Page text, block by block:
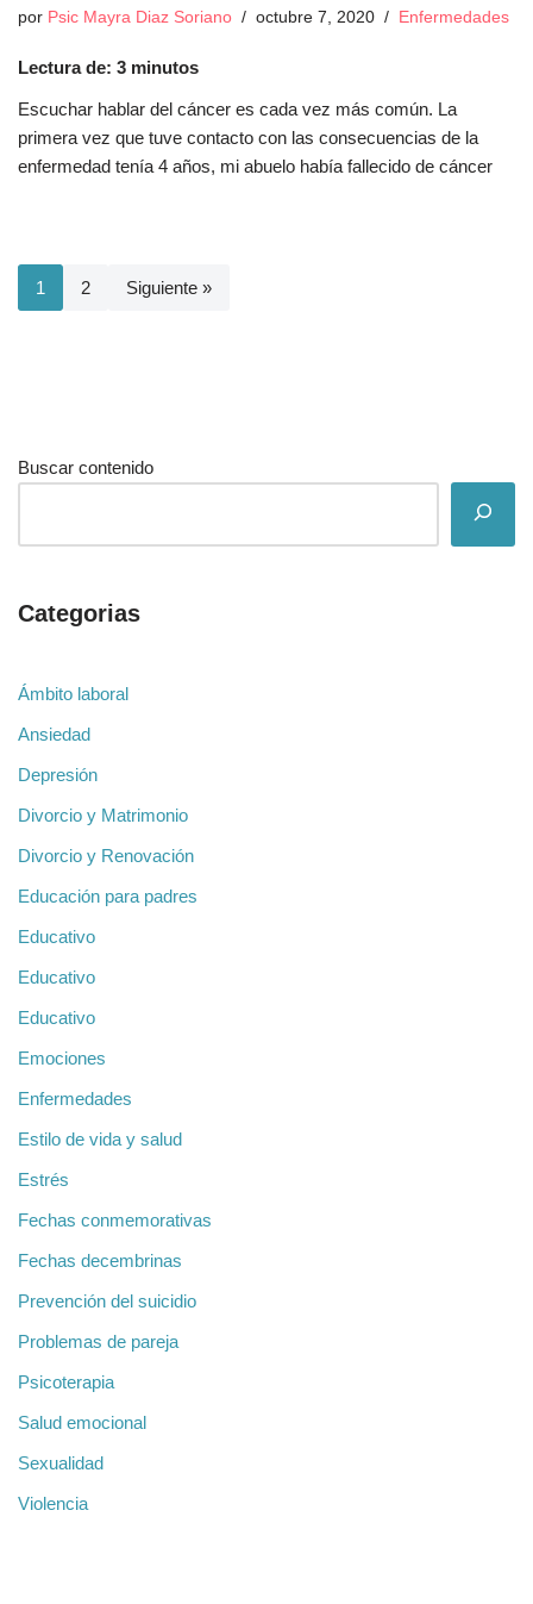
por Psic Mayra Diaz Soriano octubre 7, 2020 Enfermedades
Lectura de: 3 minutos
Escuchar hablar del cáncer es cada vez más común. La
primera vez que tuve contacto con las consecuencias de la
enfermedad tenía 4 años, mi abuelo había fallecido de cáncer
1 2 Siguiente »
Buscar contenido
Categorias
Ámbito laboral
Ansiedad
Depresión
Divorcio y Matrimonio
Divorcio y Renovación
Educación para padres
Educativo
Educativo
Educativo
Emociones
Enfermedades
Estilo de vida y salud
Estrés
Fechas conmemorativas
Fechas decembrinas
Prevención del suicidio
Problemas de pareja
Psicoterapia
Salud emocional
Sexualidad
Violencia